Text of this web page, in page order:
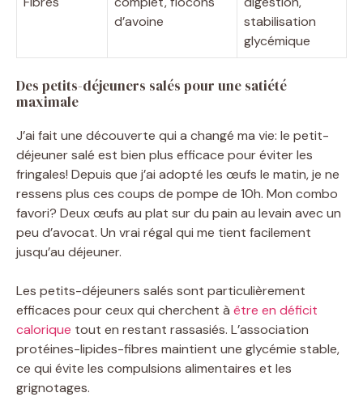
d’avoine
stabilisation
glycémique
Des petits-déjeuners salés pour une satiété
maximale
J’ai fait une découverte qui a changé ma vie: le petit-
déjeuner salé est bien plus efficace pour éviter les
fringales! Depuis que j’ai adopté les œufs le matin, je ne
ressens plus ces coups de pompe de 10h. Mon combo
favori? Deux œufs au plat sur du pain au levain avec un
peu d’avocat. Un vrai régal qui me tient facilement
jusqu’au déjeuner.
Les petits-déjeuners salés sont particulièrement
efficaces pour ceux qui cherchent à être en déficit
calorique tout en restant rassasiés. L’association
protéines-lipides-fibres maintient une glycémie stable,
ce qui évite les compulsions alimentaires et les
grignotages.